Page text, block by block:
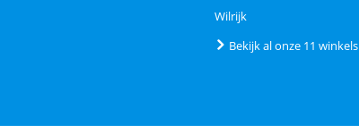
Wilrijk
Bekijk al onze 11 winkels